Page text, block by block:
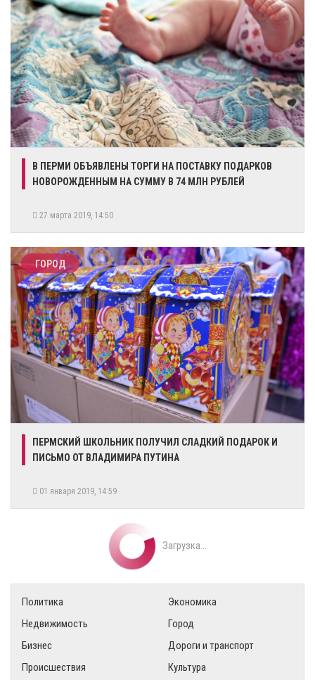
В ПЕРМИ ОБЪЯВЛЕНЫ ТОРГИ НА ПОСТАВКУ ПОДАРКОВ
НОВОРОЖДЕННЫМ НА СУММУ В 74 МЛН РУБЛЕЙ
27 марта 2019, 14:50
ГОРОД
​ПЕРМСКИЙ ШКОЛЬНИК ПОЛУЧИЛ СЛАДКИЙ ПОДАРОК И
ПИСЬМО ОТ ВЛАДИМИРА ПУТИНА
01 января 2019, 14:59
Загрузка...
Политика
Экономика
Недвижимость
Город
Бизнес
Дороги и транспорт
Происшествия
Культура